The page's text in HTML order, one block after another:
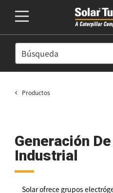
SEARCH
Productos
Generación
Industrial
Solar ofrece grupos